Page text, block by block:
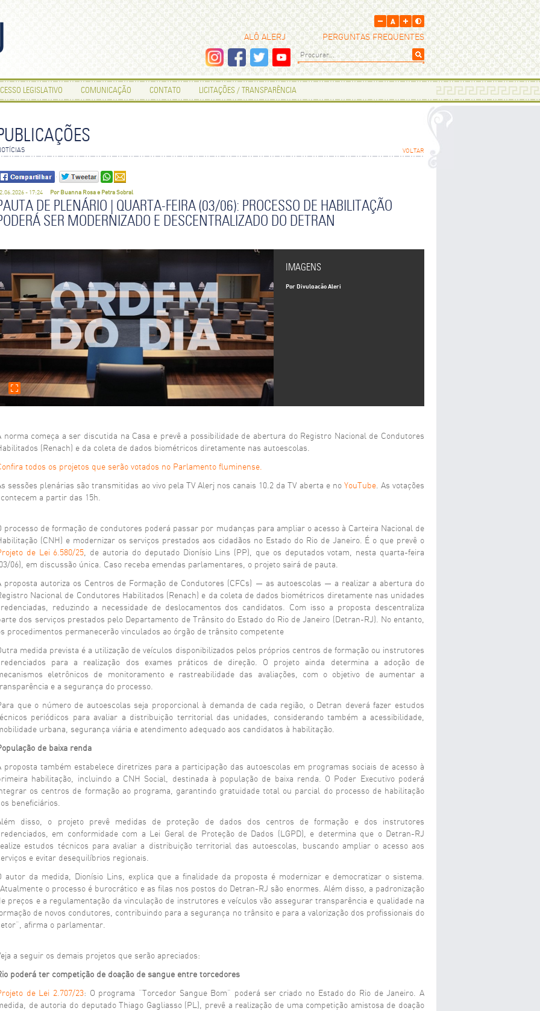
ALÔ ALERJ PERGUNTAS FREQUENTES
LEGISLATIVO COMUNICAÇÃO CONTATO LICITAÇÕES / TRANSPARÊNCIA
VOLTAR
- 17:24 Por Buanna Rosa e Petra Sobral
DE PLENÁRIO | QUARTA-FEIRA (03/06): PROCESSO DE HABILITAÇÃO
SER MODERNIZADO E DESCENTRALIZADO DO DETRAN
IMAGENS
Por Divulgação Alerj
norma começa a ser discutida na Casa e prevê a possibilidade de abertura do Registro Nacional de Condutores
(Renach) e da coleta de dados biométricos diretamente nas autoescolas.
todos os projetos que serão votados no Parlamento fluminense.
sessões plenárias são transmitidas ao vivo pela TV Alerj nos canais 10.2 da TV aberta e no YouTube. As votações
a partir das 15h.
processo de formação de condutores poderá passar por mudanças para ampliar o acesso à Carteira Nacional de
(CNH) e modernizar os serviços prestados aos cidadãos no Estado do Rio de Janeiro. É o que prevê o
de Lei 6.580/25, de autoria do deputado Dionísio Lins (PP), que os deputados votam, nesta quarta-feira
06), em discussão única. Caso receba emendas parlamentares, o projeto sairá de pauta.
proposta autoriza os Centros de Formação de Condutores (CFCs) — as autoescolas — a realizar a abertura do
Nacional de Condutores Habilitados (Renach) e da coleta de dados biométricos diretamente nas unidades
reduzindo a necessidade de deslocamentos dos candidatos. Com isso a proposta descentraliza
dos serviços prestados pelo Departamento de Trânsito do Estado do Rio de Janeiro (Detran-RJ). No entanto,
procedimentos permanecerão vinculados ao órgão de trânsito competente
medida prevista é a utilização de veículos disponibilizados pelos próprios centros de formação ou instrutores
para a realização dos exames práticos de direção. O projeto ainda determina a adoção de
eletrônicos de monitoramento e rastreabilidade das avaliações, com o objetivo de aumentar a
e a segurança do processo.
que o número de autoescolas seja proporcional à demanda de cada região, o Detran deverá fazer estudos
periódicos para avaliar a distribuição territorial das unidades, considerando também a acessibilidade,
urbana, segurança viária e atendimento adequado aos candidatos à habilitação.
de baixa renda
proposta também estabelece diretrizes para a participação das autoescolas em programas sociais de acesso à
habilitação, incluindo a CNH Social, destinada à população de baixa renda. O Poder Executivo poderá
os centros de formação ao programa, garantindo gratuidade total ou parcial do processo de habilitação
beneficiários.
disso, o projeto prevê medidas de proteção de dados dos centros de formação e dos instrutores
em conformidade com a Lei Geral de Proteção de Dados (LGPD), e determina que o Detran-RJ
estudos técnicos para avaliar a distribuição territorial das autoescolas, buscando ampliar o acesso aos
e evitar desequilíbrios regionais.
autor da medida, Dionísio Lins, explica que a finalidade da proposta é modernizar e democratizar o sistema.
o processo é burocrático e as filas nos postos do Detran-RJ são enormes. Além disso, a padronização
preços e a regulamentação da vinculação de instrutores e veículos vão assegurar transparência e qualidade na
de novos condutores, contribuindo para a segurança no trânsito e para a valorização dos profissionais do
afirma o parlamentar.
a seguir os demais projetos que serão apreciados:
poderá ter competição de doação de sangue entre torcedores
de Lei 2.707/23: O programa “Torcedor Sangue Bom” poderá ser criado no Estado do Rio de Janeiro. A
de autoria do deputado Thiago Gagliasso (PL), prevê a realização de uma competição amistosa de doação
ENVIE POR E-MAIL
Os campos que contém
são de preenchimento
obrigatório.
SEU NOME
E-MAIL DO DESTINATÁRIO
DESEJA RECEBER UMA CÓPIA DA MENSAGEM?
SIM
NÃO
ENVIAR LIMPAR